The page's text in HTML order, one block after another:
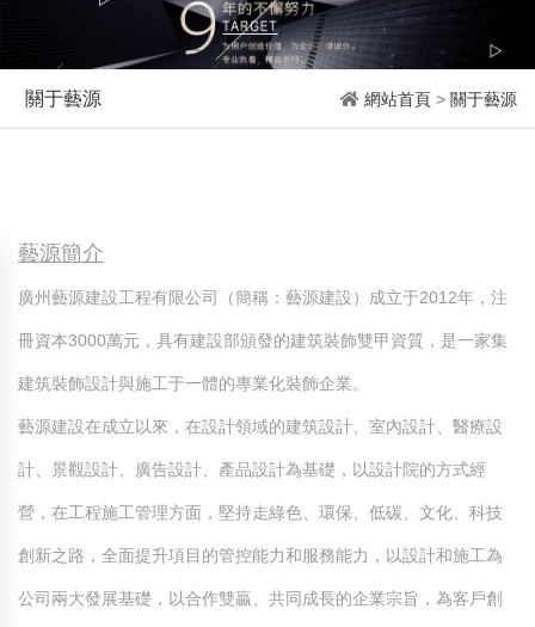
網站首頁 > 關于藝源
關于藝源
藝源簡介
廣州藝源建設工程有限公司（簡稱：藝源建設）成立于2012年，注
冊資本3000萬元，具有建設部頒發的建筑裝飾雙甲資質，是一家集
建筑裝飾設計與施工于一體的專業化裝飾企業。
藝源建設在成立以來，在設計領域的建筑設計、室內設計、醫療設
計、景觀設計、廣告設計、產品設計為基礎，以設計院的方式經
營，在工程施工管理方面，堅持走綠色、環保、低碳、文化、科技
創新之路，全面提升項目的管控能力和服務能力，以設計和施工為
公司兩大發展基礎，以合作雙贏、共同成長的企業宗旨，為客戶創